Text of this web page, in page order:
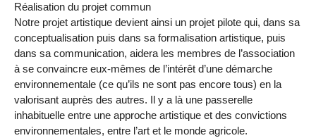
Réalisation du projet commun
Notre projet artistique devient ainsi un projet pilote qui, dans sa
conceptualisation puis dans sa formalisation artistique, puis
dans sa communication, aidera les membres de l’association
à se convaincre eux-mêmes de l’intérêt d’une démarche
environnementale (ce qu’ils ne sont pas encore tous) en la
valorisant auprès des autres. Il y a là une passerelle
inhabituelle entre une approche artistique et des convictions
environnementales, entre l’art et le monde agricole.